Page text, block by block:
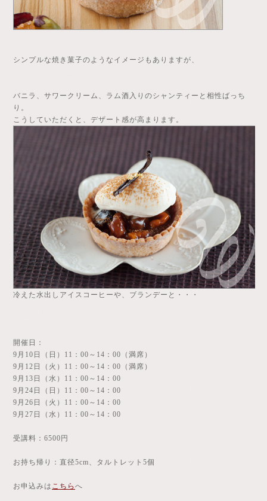
シンプルな焼き菓子のようなイメージもありますが、
バニラ、サワークリーム、ラム酒入りのシャンティーと相性ばっち
り。
こうしていただくと、デザート感が高まります。
冷えた水出しアイスコーヒーや、ブランデーと・・・
開催日：
9月10日（日）11：00～14：00（満席）
9月12日（火）11：00～14：00（満席）
9月13日（水）11：00～14：00
9月24日（日）11：00～14：00
9月26日（火）11：00～14：00
9月27日（水）11：00～14：00
受講料：6500円
お持ち帰り：直径5cm、タルトレット5個
お申込みは こちら へ